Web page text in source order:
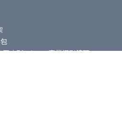
匠｜7Artisans 專業攝影鏡頭